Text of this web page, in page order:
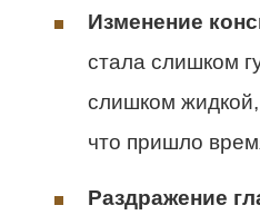
Изменение
стала слишком
слишком жидкой,
что пришло
Раздражение